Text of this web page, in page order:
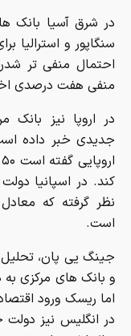
در شرق آسیا بانک
سنگاپور و استرالیا
احتمال منفی تر
منفی هفت درصدی
در اروپا نیز بانک
جدیدی خبر داده
نظر گرفته که
است.
جینگ یی پان،
و بانک های مرکزی
اما ریسک ورود